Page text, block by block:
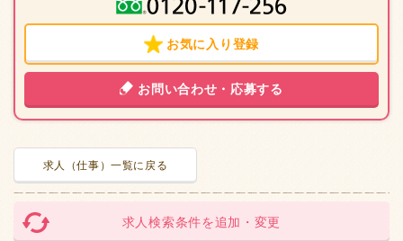
お気に入り登録
お問い合わせ・応募する
求人（仕事）一覧に戻る
求人検索条件を追加・変更